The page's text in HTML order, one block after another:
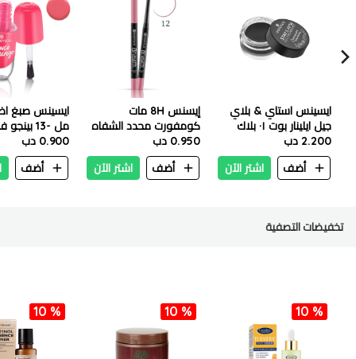
ايسينس استاي & بلاي
جيل ايلينار بوت ٠١ بلاك
2.200 دب
أضف
اشتر الآن
إيسنس 8H مات
كومفورت محدد الشفاه
0.3 جم – 12 كوشن توك
0.950 دب
أضف
اشتر الآن
مل -13 بينجو فلامينجو
0.900 دب
أضف
تخفيضات التصفية
10 %
10 %
10 %